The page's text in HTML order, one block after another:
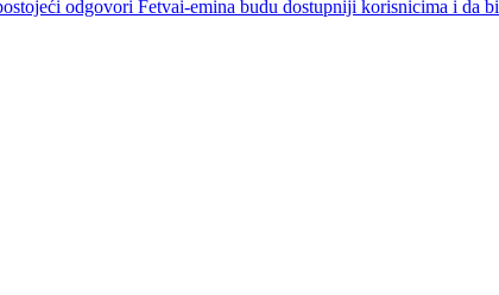
odgovori Fetvai-emina budu dostupniji korisnicima i da bi